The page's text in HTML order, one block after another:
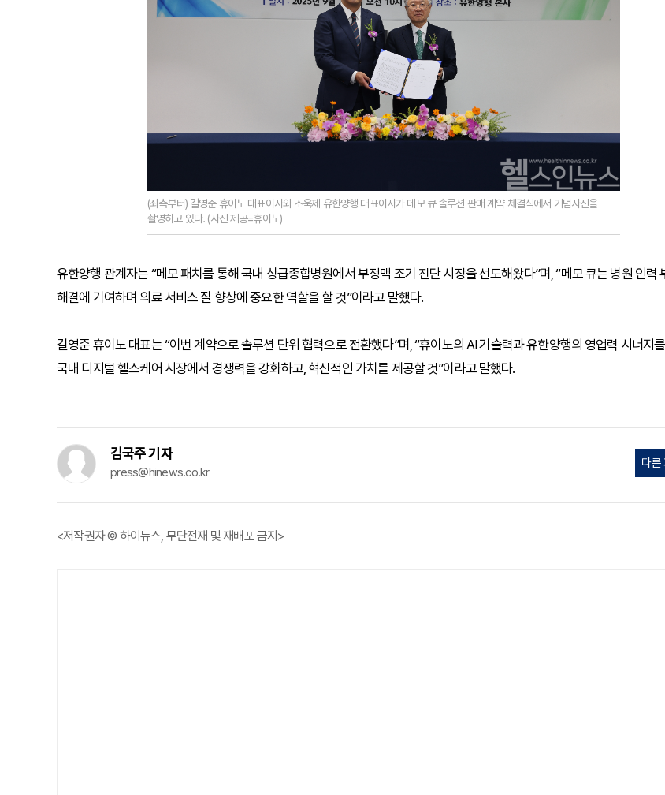
(좌측부터) 길영준 휴이노 대표이사와 조욱제 유한양행 대표이사가 메모 큐 솔루션 판매 계약 체결식에서 기념사진을
촬영하고 있다. (사진 제공=휴이노)
유한양행 관계자는 “메모 패치를 통해 국내 상급종합병원에서 부정맥 조기 진단 시장을 선도해왔다”며, “메모 큐는 병원 인력
해결에 기여하며 의료 서비스 질 향상에 중요한 역할을 할 것”이라고 말했다.
길영준 휴이노 대표는 “이번 계약으로 솔루션 단위 협력으로 전환했다”며, “휴이노의 AI 기술력과 유한양행의 영업력 시너지
국내 디지털 헬스케어 시장에서 경쟁력을 강화하고, 혁신적인 가치를 제공할 것”이라고 말했다.
김국주 기자
press@hinews.co.kr
다른
<저작권자 © 하이뉴스, 무단전재 및 재배포 금지>